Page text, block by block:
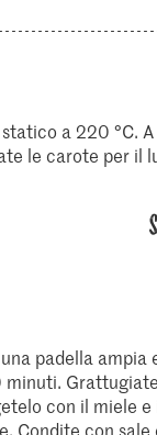
a 220 °C.
le carote per il
padella ampia
minuti.
con il miele
Condite con sale